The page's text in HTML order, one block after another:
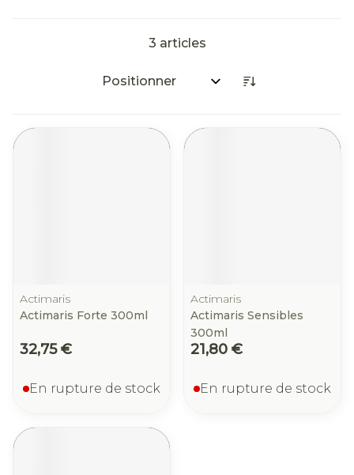
3 articles
Trier par:
Actimaris
Actimaris Forte 300ml
32,75 €
En rupture de stock
Actimaris
Actimaris Sensibles
300ml
21,80 €
En rupture de stock